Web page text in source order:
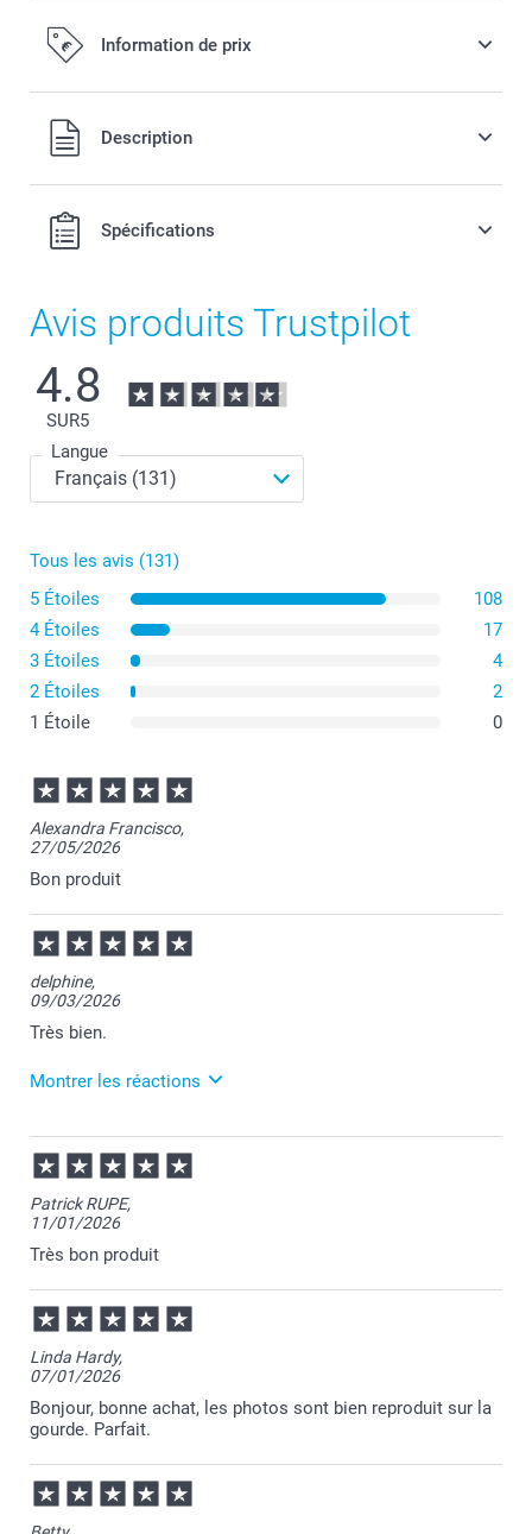
Information de prix
Tous les prix sont en EURO (€), TVA incluse et hors frais de
port.
Description
Spécifications
Avis produits Trustpilot
4.8
SUR5
Langue
Tous les avis (131)
5 Étoiles
108
4 Étoiles
17
3 Étoiles
4
2 Étoiles
2
1 Étoile
0
Alexandra Francisco,
27/05/2026
Bon produit
delphine,
09/03/2026
Très bien.
Montrer les réactions
10/03/2026
10:25
Merci pour votre commande Delphine et je suis
heureuse d'apprendre votre satisfaction.
Passez une belle journée.
Cordialement,
Florence@smartphoto
Patrick RUPE,
11/01/2026
Très bon produit
Linda Hardy,
07/01/2026
Bonjour, bonne achat, les photos sont bien reproduit sur la
gourde. Parfait.